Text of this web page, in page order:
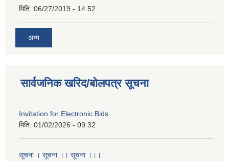
मिति: 06/27/2019 - 14:52
अन्य
सार्वजनिक खरिद/बोलपत्र सूचना
Invitation for Electronic Bids
मिति: 01/02/2026 - 09:32
सूचना । सूचना ।। सूचना ।।।